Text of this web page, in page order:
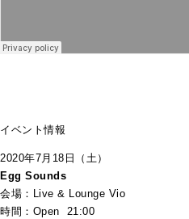
イベント情報
2020年7月18日（土）
Egg Sounds
会場：Live & Lounge Vio
時間：Open 21:00